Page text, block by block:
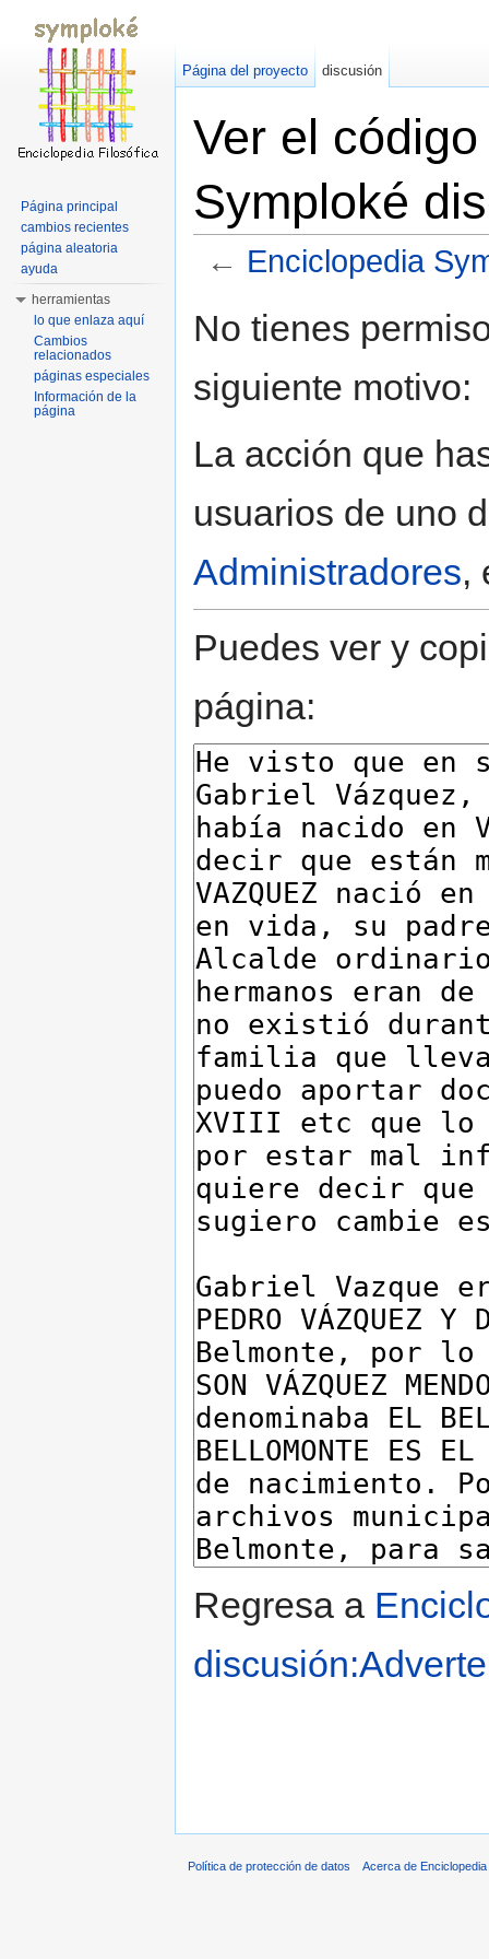
Ver el
Symploké
← Enciclopedia
No tienes
siguiente motivo:
La acción que
usuarios de uno
Administradores,
Puedes ver y
página:
Regresa a
Página del proyecto discusión
Página principal
cambios recientes
página aleatoria
ayuda
herramientas
lo que enlaza aquí
Cambios
relacionados
páginas especiales
Información de la
página
Política de protección de datos Acerca de